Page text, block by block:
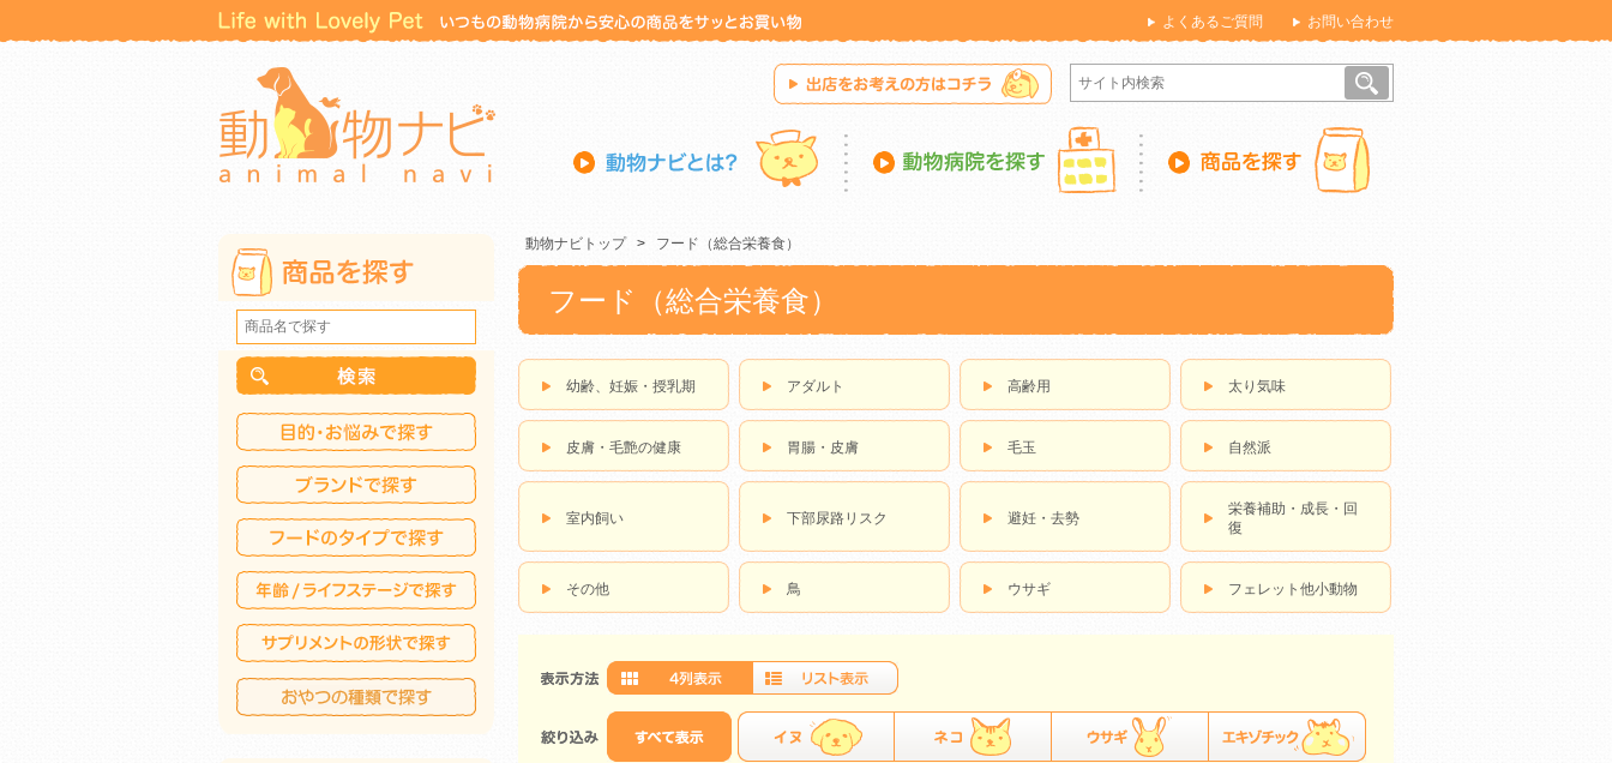
よくあるご質問 お問い合わせ
動物ナビトップ > フード（総合栄養食）
フード（総合栄養食）
幼齢、妊娠・授乳期 アダルト 高齢用 太り気味
皮膚・毛艶の健康 胃腸・皮膚 毛玉 自然派
室内飼い 下部尿路リスク 避妊・去勢
栄養補助・成長・回
復
その他 鳥 ウサギ フェレット他小動物